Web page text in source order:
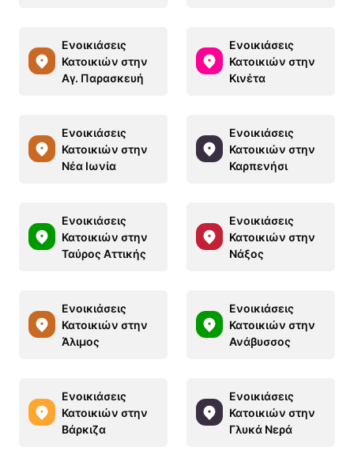
Ενοικιάσεις
Κατοικιών στην
Αγ. Παρασκευή
Ενοικιάσεις
Κατοικιών στην
Κινέτα
Ενοικιάσεις
Κατοικιών στην
Νέα Ιωνία
Ενοικιάσεις
Κατοικιών στην
Καρπενήσι
Ενοικιάσεις
Κατοικιών στην
Ταύρος Αττικής
Ενοικιάσεις
Κατοικιών στην
Νάξος
Ενοικιάσεις
Κατοικιών στην
Άλιμος
Ενοικιάσεις
Κατοικιών στην
Ανάβυσσος
Ενοικιάσεις
Κατοικιών στην
Βάρκιζα
Ενοικιάσεις
Κατοικιών στην
Γλυκά Νερά